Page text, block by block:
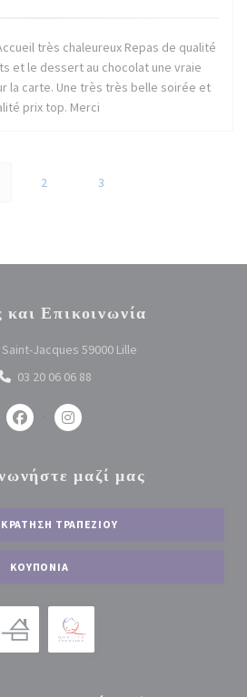
très chaleureux Repas de qualité
et le dessert au chocolat une vraie
la carte. Une très très belle soirée et
prix top. Merci
2 3
Επικοινωνία
Jacques 59000 Lille((ανοίγει σε νέο
03 20 06 06 88
Facebook ((ανοίγει σε νέο
Instagram ((ανοίγει σε νέο
μαζί μας
ΤΡΑΠΕΖΙΟΎ
ΚΟΥΠΌΝΙΑ